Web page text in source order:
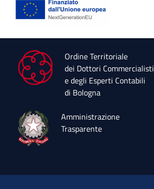
Ordine Territoriale
dei Dottori Commercialisti
e degli Esperti Contabili
di Bologna
Amministrazione
Trasparente